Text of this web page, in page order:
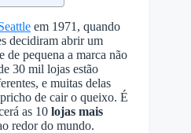
em 1971, quando
decidiram abrir um
de pequena a marca não
30 mil lojas estão
e muitas delas
de cair o queixo. É
as 10 lojas mais
redor do mundo.